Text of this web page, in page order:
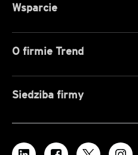
Wsparcie
O firmie Trend
Siedziba firmy